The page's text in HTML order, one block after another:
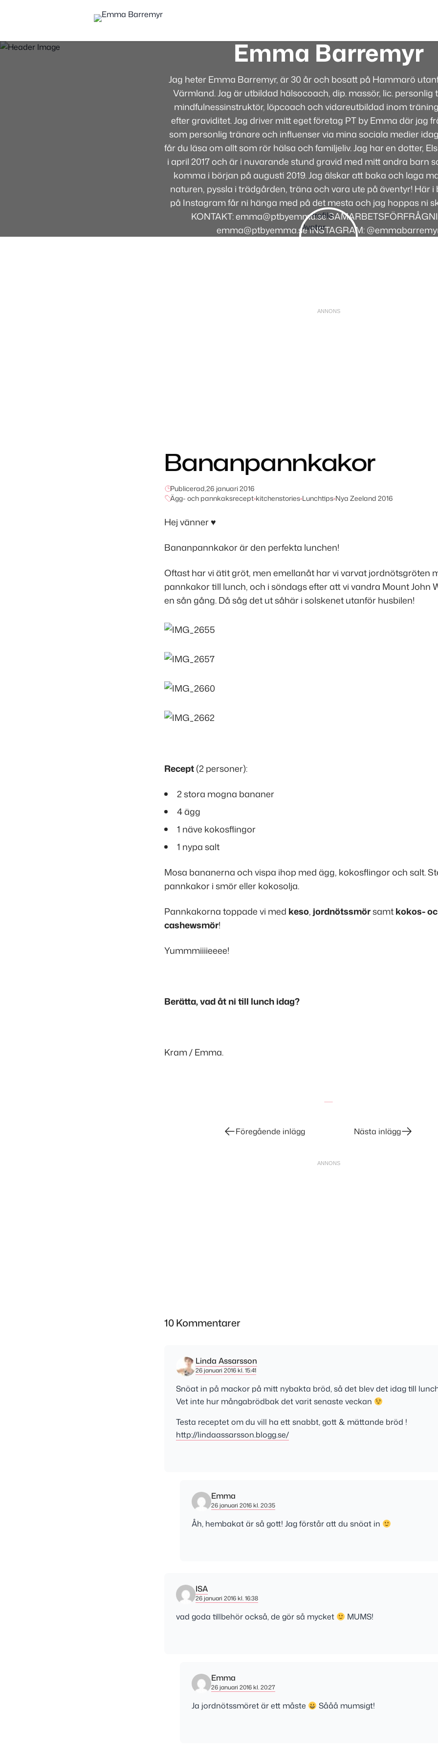
Emma Barremyr
Jag heter Emma Barremyr, är 30 år och bosatt på Hammarö
Värmland. Jag är utbildad hälsocoach, dip. massör, lic. personlig
mindfulnessinstruktör, löpcoach och vidareutbildad inom
efter graviditet. Jag driver mitt eget företag PT by Emma där jag
som personlig tränare och influenser via mina sociala medier
får du läsa om allt som rör hälsa och familjeliv. Jag har en dotter,
i april 2017 och är i nuvarande stund gravid med mitt andra barn
komma i början på augusti 2019. Jag älskar att baka och laga
naturen, pyssla i trädgården, träna och vara ute på äventyr! Här i
på Instagram får ni hänga med på det mesta och jag hoppas ni
KONTAKT: emma@ptbyemma.se
emma@ptbyemma.se INSTAGRAM:
Bananpannkakor
Publicerad,26 januari 2016
Ägg- och pannkaksrecept•kitchenstories•Lunchtips•Nya Zeeland 2016
Hej vänner ♥
Bananpannkakor är den perfekta lunchen!
Oftast har vi ätit gröt, men emellanåt har vi varvat jordnötsgröten
pannkakor till lunch, och i söndags efter att vi vandra Mount John
en sån gång. Då såg det ut såhär i solskenet utanför husbilen!
Recept(2 personer):
2 stora mogna bananer
4 ägg
1 näve kokosflingor
1 nypa salt
Mosa bananerna och vispa ihop med ägg, kokosflingor och salt.
pannkakor i smör eller kokosolja.
Pannkakorna toppade vi med keso, jordnötssmörsamtkokos-
cashewsmör!
Yummmiiiieeee!
Berätta, vad åt ni till lunch idag?
Kram / Emma.
Föregående inlägg Nästa inlägg
10 Kommentarer
Linda Assarsson
26 januari 2016 kl. 15:41
Snöat in på mackor på mitt nybakta bröd, så det blev det idag till
Vet inte hur mångabrödbak det varit senaste veckan
Testa receptet om du vill ha ett snabbt, gott & mättande bröd !
http://lindaassarsson.blogg.se/
Emma
26 januari 2016 kl. 20:35
Åh, hembakat är så gott! Jag förstår att du snöat in
ISA
26 januari 2016 kl. 16:38
vad goda tillbehör också, de gör så mycket MUMS!
Emma
26 januari 2016 kl. 20:27
Ja jordnötssmöret är ett måste Sååå mumsigt!